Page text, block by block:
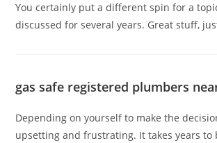
You certainly put a different spin for a
discussed for several years. Great stuff,
gas safe registered plumbers
Depending on yourself to make the
upsetting and frustrating. It takes years to